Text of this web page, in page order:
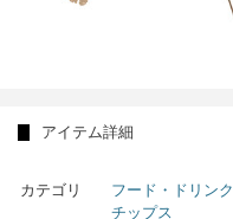
アイテム詳細
カテゴリ フード・ドリンク
チップス